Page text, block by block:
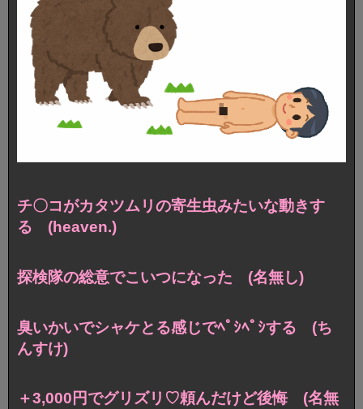
チ〇コがカタツムリの寄生虫みたいな動きす
る (heaven.)
探検隊の総意でこいつになった (名無し)
臭いかいでシャケとる感じでﾍﾟｼﾍﾟｼする (ち
んすけ)
＋3,000円でグリズリ♡頼んだけど後悔 (名無